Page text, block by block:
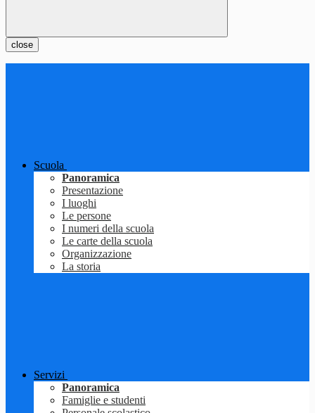
close
Scuola
Panoramica
Presentazione
I luoghi
Le persone
I numeri della scuola
Le carte della scuola
Organizzazione
La storia
Servizi
Panoramica
Famiglie e studenti